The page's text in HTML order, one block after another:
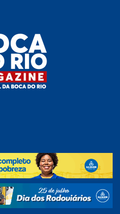
Magazine
do Rio
e
região!